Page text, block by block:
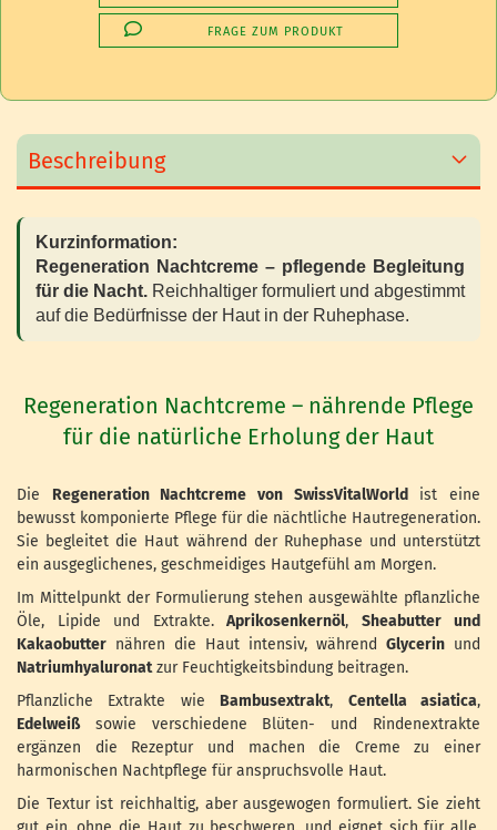
FRAGE ZUM PRODUKT
Beschreibung
Kurzinformation:
Regeneration Nachtcreme – pflegende Begleitung
für die Nacht. Reichhaltiger formuliert und abgestimmt
auf die Bedürfnisse der Haut in der Ruhephase.
Regeneration Nachtcreme – nährende Pflege
für die natürliche Erholung der Haut
Die Regeneration Nachtcreme von SwissVitalWorld ist eine
bewusst komponierte Pflege für die nächtliche Hautregeneration.
Sie begleitet die Haut während der Ruhephase und unterstützt
ein ausgeglichenes, geschmeidiges Hautgefühl am Morgen.
Im Mittelpunkt der Formulierung stehen ausgewählte pflanzliche
Öle, Lipide und Extrakte. Aprikosenkernöl, Sheabutter
und
Kakaobutter nähren die Haut intensiv, während Glycerin und
Natriumhyaluronatzur Feuchtigkeitsbindung beitragen.
Pflanzliche Extrakte wie Bambusextrakt, Centella asiatica,
Edelweißsowie verschiedene Blüten- und Rindenextrakte
ergänzen die Rezeptur und machen die Creme zu einer
harmonischen Nachtpflege für anspruchsvolle Haut.
Die Textur ist reichhaltig, aber ausgewogen formuliert. Sie zieht